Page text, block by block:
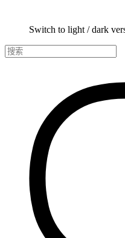
Switch to light / dark